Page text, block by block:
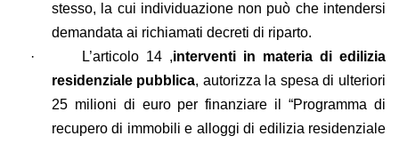
stesso, la cui individuazione non può che intendersi
demandata ai richiamati decreti di riparto.
·
L’articolo 14 ,interventi in materia di edilizia
residenziale pubblica, autorizza la spesa di ulteriori
25 milioni di euro per finanziare il “Programma di
recupero di immobili e alloggi di edilizia residenziale